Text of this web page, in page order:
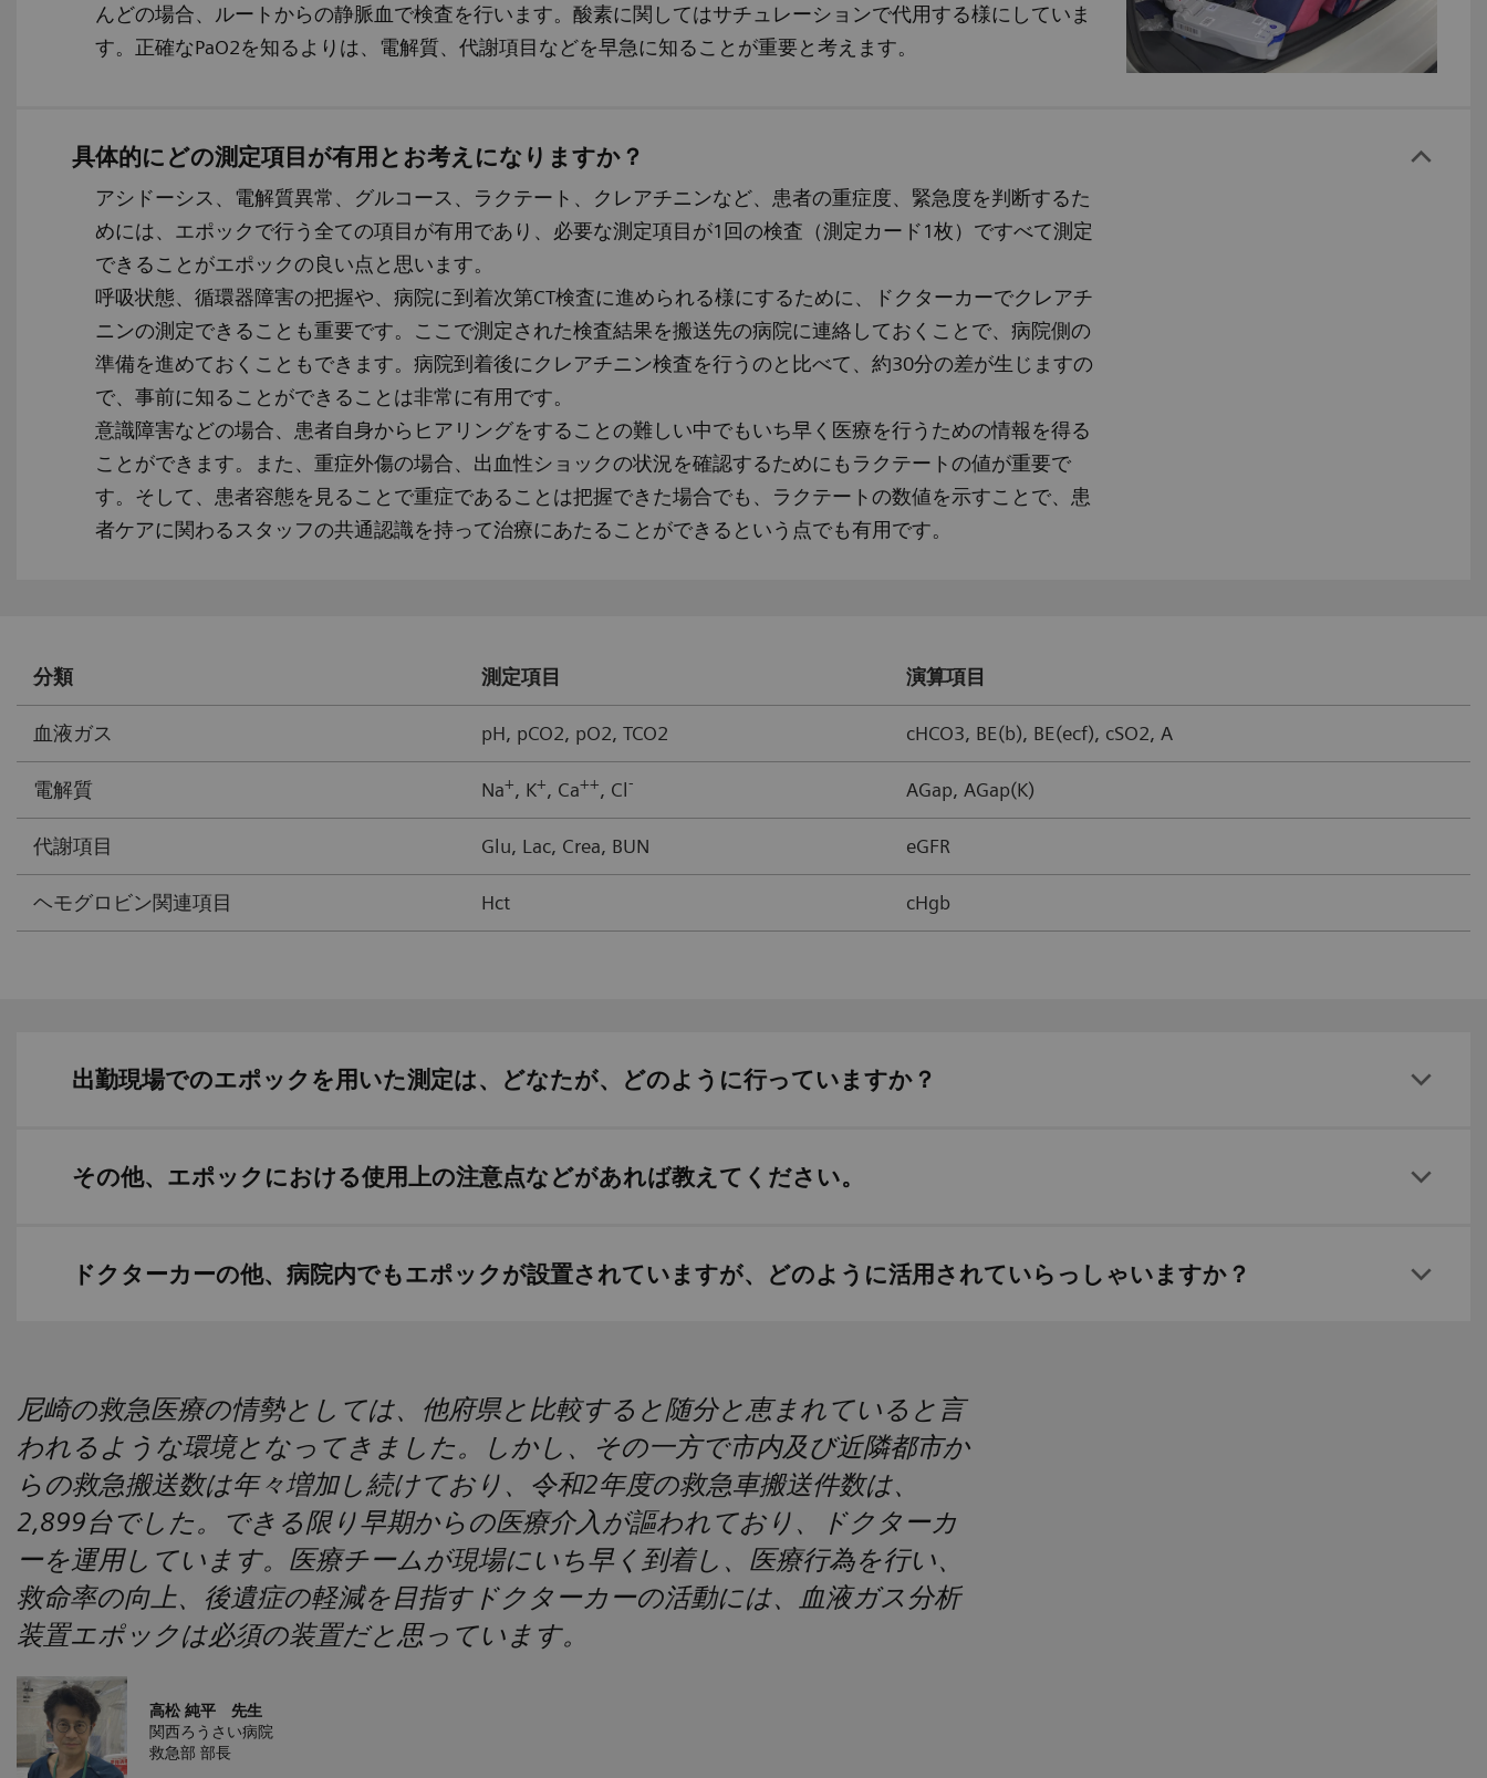
んどの場合、ルートからの静脈血で検査を行います。酸素に関してはサチュレーションで代用する様にしていま
す。正確なPaO2を知るよりは、電解質、代謝項目などを早急に知ることが重要と考えます。
具体的にどの測定項目が有用とお考えになりますか？
アシドーシス、電解質異常、グルコース、ラクテート、クレアチニンなど、患者の重症度、緊急度を判断するた
めには、エポックで行う全ての項目が有用であり、必要な測定項目が1回の検査（測定カード1枚）ですべて測定
できることがエポックの良い点と思います。
呼吸状態、循環器障害の把握や、病院に到着次第CT検査に進められる様にするために、ドクターカーでクレアチ
ニンの測定できることも重要です。ここで測定された検査結果を搬送先の病院に連絡しておくことで、病院側の
準備を進めておくこともできます。病院到着後にクレアチニン検査を行うのと比べて、約30分の差が生じますの
で、事前に知ることができることは非常に有用です。
意識障害などの場合、患者自身からヒアリングをすることの難しい中でもいち早く医療を行うための情報を得る
ことができます。また、重症外傷の場合、出血性ショックの状況を確認するためにもラクテートの値が重要で
す。そして、患者容態を見ることで重症であることは把握できた場合でも、ラクテートの数値を示すことで、患
者ケアに関わるスタッフの共通認識を持って治療にあたることができるという点でも有用です。
分類 測定項目 演算項目
血液ガス pH, pCO2, pO2, TCO2 cHCO3, BE(b), BE(ecf), cSO2, A
電解質 Na+, K+, Ca++, Cl- AGap, AGap(K)
代謝項目 Glu, Lac, Crea, BUN eGFR
ヘモグロビン関連項目 Hct cHgb
出勤現場でのエポックを用いた測定は、どなたが、どのように行っていますか？
その他、エポックにおける使用上の注意点などがあれば教えてください。
ドクターカーの他、病院内でもエポックが設置されていますが、どのように活用されていらっしゃいますか？
尼崎の救急医療の情勢としては、他府県と比較すると随分と恵まれていると言
われるような環境となってきました。しかし、その一方で市内及び近隣都市か
らの救急搬送数は年々増加し続けており、令和2年度の救急車搬送件数は、
2,899台でした。できる限り早期からの医療介入が謳われており、ドクターカ
ーを運用しています。医療チームが現場にいち早く到着し、医療行為を行い、
救命率の向上、後遺症の軽減を目指すドクターカーの活動には、血液ガス分析
装置エポックは必須の装置だと思っています。
高松 純平 先生
関西ろうさい病院
救急部 部長